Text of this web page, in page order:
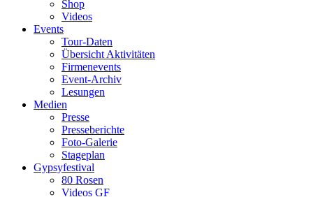
Shop
Videos
Events
Tour-Daten
Übersicht Aktivitäten
Firmenevents
Event-Archiv
Lesungen
Medien
Presse
Presseberichte
Foto-Galerie
Stageplan
Gypsyfestival
80 Rosen
Videos GF